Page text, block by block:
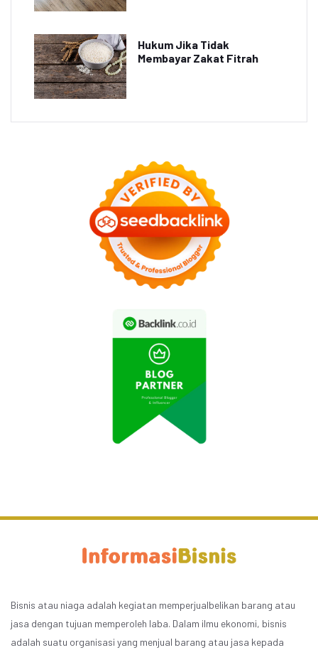
Hukum Jika Tidak
Membayar Zakat Fitrah
Bisnis atau niaga adalah kegiatan memperjualbelikan barang atau
jasa dengan tujuan memperoleh laba. Dalam ilmu ekonomi, bisnis
adalah suatu organisasi yang menjual barang atau jasa kepada